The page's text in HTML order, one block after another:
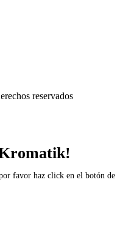
reservados
favor haz click en el botón de